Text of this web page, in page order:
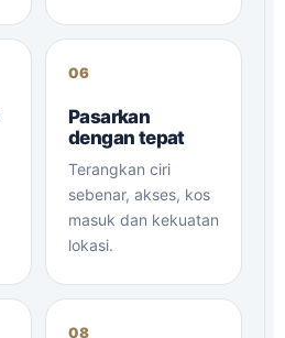
Pasarkan
dengan tepat
Terangkan ciri
sebenar, akses, kos
masuk dan kekuatan
lokasi.